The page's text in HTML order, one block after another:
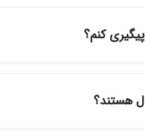
کنم؟
هستند؟